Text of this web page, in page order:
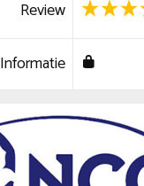
Review
Informatie